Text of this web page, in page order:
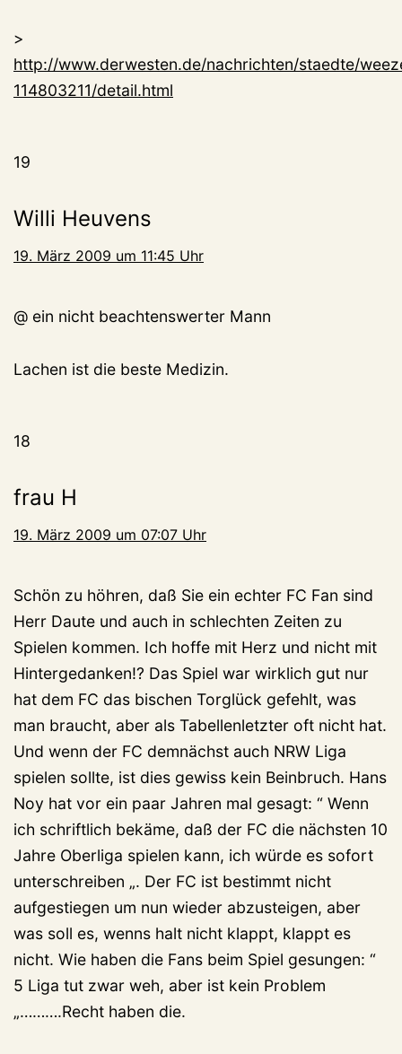
>
http://www.derwesten.de/nachrichten/staedte/
114803211/detail.html
19
Willi Heuvens
19. März 2009 um 11:45 Uhr
@ ein nicht beachtenswerter Mann
Lachen ist die beste Medizin.
18
frau H
19. März 2009 um 07:07 Uhr
Schön zu höhren, daß Sie ein echter FC Fan sind
Herr Daute und auch in schlechten Zeiten zu
Spielen kommen. Ich hoffe mit Herz und nicht mit
Hintergedanken!? Das Spiel war wirklich gut nur
hat dem FC das bischen Torglück gefehlt, was
man braucht, aber als Tabellenletzter oft nicht hat.
Und wenn der FC demnächst auch NRW Liga
spielen sollte, ist dies gewiss kein Beinbruch. Hans
Noy hat vor ein paar Jahren mal gesagt: “ Wenn
ich schriftlich bekäme, daß der FC die nächsten 10
Jahre Oberliga spielen kann, ich würde es sofort
unterschreiben „. Der FC ist bestimmt nicht
aufgestiegen um nun wieder abzusteigen, aber
was soll es, wenns halt nicht klappt, klappt es
nicht. Wie haben die Fans beim Spiel gesungen: “
5 Liga tut zwar weh, aber ist kein Problem
„……….Recht haben die.